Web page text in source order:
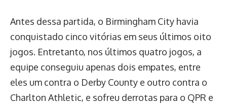
Antes dessa partida, o Birmingham City havia
conquistado cinco vitórias em seus últimos oito
jogos. Entretanto, nos últimos quatro jogos, a
equipe conseguiu apenas dois empates, entre
eles um contra o Derby County e outro contra o
Charlton Athletic, e sofreu derrotas para o QPR e